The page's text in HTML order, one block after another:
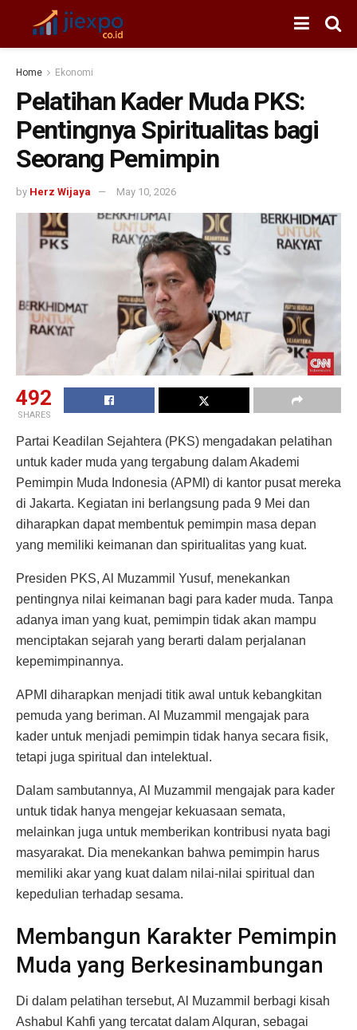
Home Ekonomi
Pelatihan Kader Muda PKS:
Pentingnya Spiritualitas bagi
Seorang Pemimpin
by Herz Wijaya May 10, 2026
492
SHARES
Partai Keadilan Sejahtera (PKS) mengadakan pelatihan
untuk kader muda yang tergabung dalam Akademi
Pemimpin Muda Indonesia (APMI) di kantor pusat mereka
di Jakarta. Kegiatan ini berlangsung pada 9 Mei dan
diharapkan dapat membentuk pemimpin masa depan
yang memiliki keimanan dan spiritualitas yang kuat.
Presiden PKS, Al Muzammil Yusuf, menekankan
pentingnya nilai keimanan bagi para kader muda. Tanpa
adanya iman yang kuat, pemimpin tidak akan mampu
menciptakan sejarah yang berarti dalam perjalanan
kepemimpinannya.
APMI diharapkan menjadi titik awal untuk kebangkitan
pemuda yang beriman. Al Muzammil mengajak para
kader untuk menjadi pemimpin tidak hanya secara fisik,
tetapi juga spiritual dan intelektual.
Dalam sambutannya, Al Muzammil mengajak para kader
untuk tidak hanya mengejar kekuasaan semata,
melainkan juga untuk memberikan kontribusi nyata bagi
masyarakat. Dia menekankan bahwa pemimpin harus
memiliki akar yang kuat dalam nilai-nilai spiritual dan
kepedulian terhadap sesama.
Membangun Karakter Pemimpin
Muda yang Berkesinambungan
Di dalam pelatihan tersebut, Al Muzammil berbagi kisah
Ashabul Kahfi yang tercatat dalam Alquran, sebagai